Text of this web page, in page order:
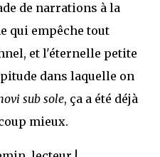
de narrations à la
qui empêche tout
et l'éternelle petite
dans laquelle on
sub sole, ça a été déjà
mieux.